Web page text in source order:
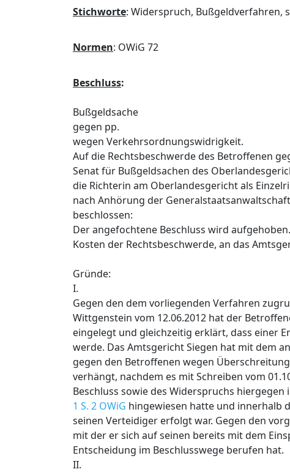
Stichworte: Widerspruch, Bußgeldverfahren,
Normen: OWiG 72
Beschluss:
Bußgeldsache
gegen pp.
wegen Verkehrsordnungswidrigkeit.
Auf die Rechtsbeschwerde des Betroffenen
Senat für Bußgeldsachen des
die Richterin am Oberlandesgericht als
nach Anhörung der
beschlossen:
Der angefochtene Beschluss wird
Kosten der Rechtsbeschwerde, an das
Gründe:
I.
Gegen den dem vorliegenden Verfahren
Wittgenstein vom 12.06.2012 hat der
eingelegt und gleichzeitig erklärt, dass einer
werde. Das Amtsgericht Siegen hat mit dem
gegen den Betroffenen wegen
verhängt, nachdem es mit Schreiben vom
Beschluss sowie des Widerspruchs
1 S. 2 OWiG hingewiesen hatte und innerhalb
seinen Verteidiger erfolgt war. Gegen den
mit der er sich auf seinen bereits mit dem
Entscheidung im Beschlusswege berufen hat.
II.